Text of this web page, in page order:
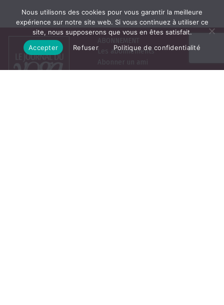
ABONNEMENT
Les abonnements
Abonner un ami
Se connecter
Nous utilisons des cookies pour vous garantir la meilleure
expérience sur notre site web. Si vous continuez à utiliser ce
site, nous supposerons que vous en êtes satisfait.
Accepter
Refuser Politique de confidentialité